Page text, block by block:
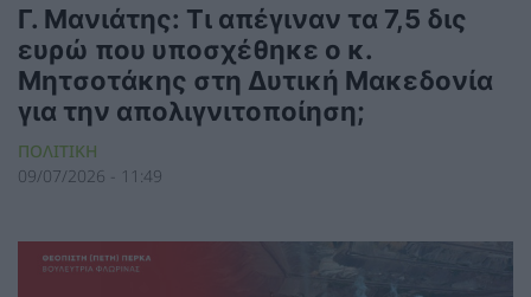
Γ. Μανιάτης: Τι απέγιναν τα 7,5 δις
ευρώ που υποσχέθηκε ο κ.
Μητσοτάκης στη Δυτική Μακεδονία
για την απολιγνιτοποίηση;
ΠΟΛΙΤΙΚΗ
09/07/2026 - 11:49